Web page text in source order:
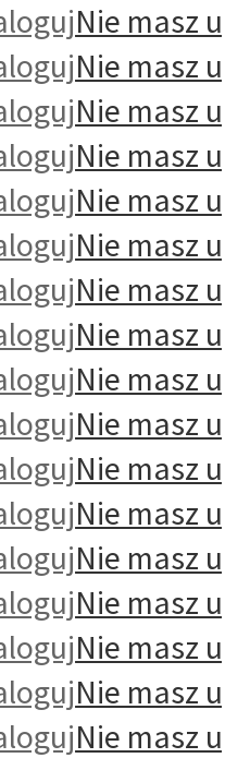
Nie masz
Nie masz
Nie masz
Nie masz
Nie masz
Nie masz
Nie masz
Nie masz
Nie masz
Nie masz
Nie masz
Nie masz
Nie masz
Nie masz
Nie masz
Nie masz
Nie masz